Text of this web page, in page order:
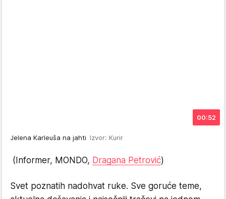
00:52
Jelena Karleuša na jahti Izvor: Kurir
(Informer, MONDO, Dragana Petrović)
Svet poznatih nadohvat ruke. Sve goruće teme,